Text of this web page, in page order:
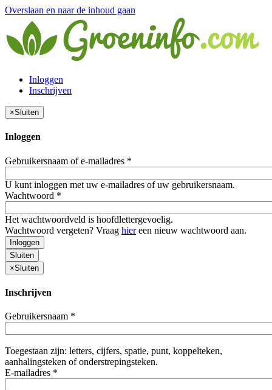
Overslaan en naar de inhoud gaan
Inloggen
Inschrijven
×Sluiten
Inloggen
Gebruikersnaam of e-mailadres *
U kunt inloggen met uw e-mailadres of uw gebruikersnaam.
Wachtwoord *
Het wachtwoordveld is hoofdlettergevoelig.
Wachtwoord vergeten? Vraag hiereen nieuw wachtwoord aan.
Inloggen
Sluiten
×Sluiten
Inschrijven
Gebruikersnaam *
Toegestaan zijn: letters, cijfers, spatie, punt, koppelteken,
aanhalingsteken of onderstrepingsteken.
E-mailadres *